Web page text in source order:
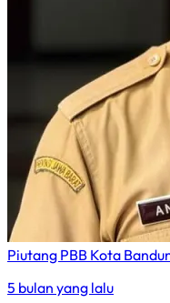
Piutang PBB Kota
5 bulan yang lalu